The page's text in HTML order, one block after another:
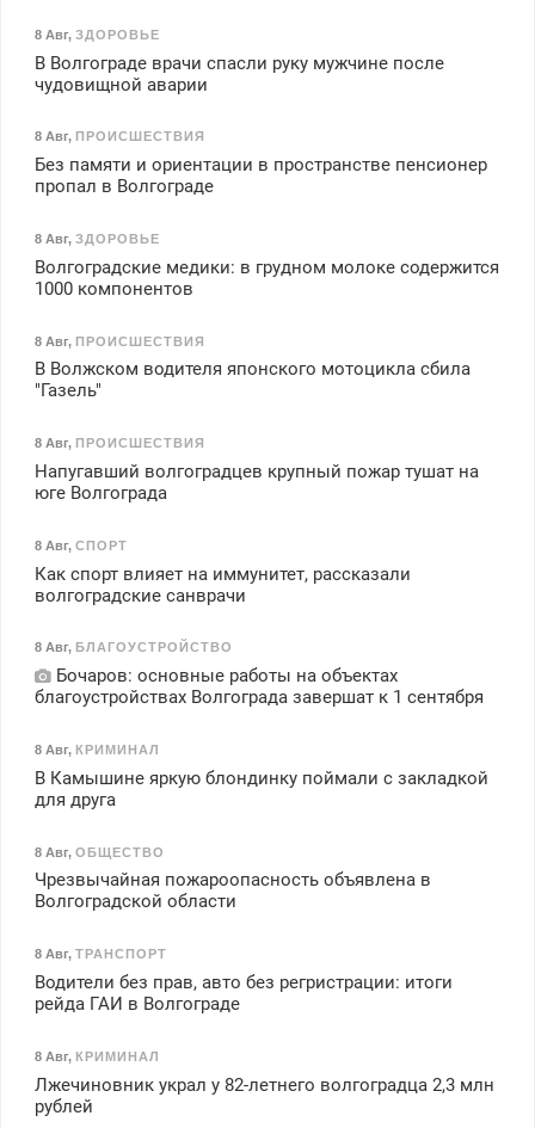
8 Авг, ЗДОРОВЬЕ
В Волгограде врачи спасли руку мужчине после
чудовищной аварии
8 Авг, ПРОИСШЕСТВИЯ
Без памяти и ориентации в пространстве пенсионер
пропал в Волгограде
8 Авг, ЗДОРОВЬЕ
Волгоградские медики: в грудном молоке содержится
1000 компонентов
8 Авг, ПРОИСШЕСТВИЯ
В Волжском водителя японского мотоцикла сбила
"Газель"
8 Авг, ПРОИСШЕСТВИЯ
Напугавший волгоградцев крупный пожар тушат на
юге Волгограда
8 Авг, СПОРТ
Как спорт влияет на иммунитет, рассказали
волгоградские санврачи
8 Авг, БЛАГОУСТРОЙСТВО
Бочаров: основные работы на объектах
благоустройствах Волгограда завершат к 1 сентября
8 Авг, КРИМИНАЛ
В Камышине яркую блондинку поймали с закладкой
для друга
8 Авг, ОБЩЕСТВО
Чрезвычайная пожароопасность объявлена в
Волгоградской области
8 Авг, ТРАНСПОРТ
Водители без прав, авто без регристрации: итоги
рейда ГАИ в Волгограде
8 Авг, КРИМИНАЛ
Лжечиновник украл у 82-летнего волгоградца 2,3 млн
рублей